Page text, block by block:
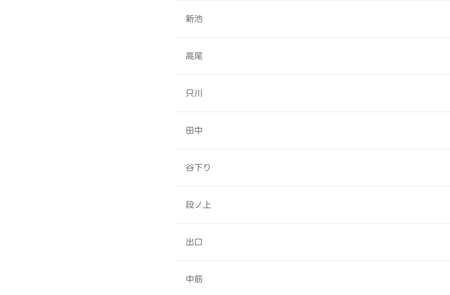
新池
高尾
只川
田中
谷下り
段ノ上
出口
中筋